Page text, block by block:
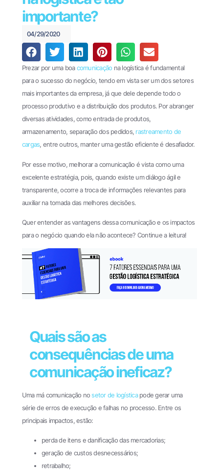
PagPlan
Documentos
Oobj
File
Transfer
EDI
Enterprise
EDI
Business
0123
importante?
04/29/2020
Prezar por uma boacomunicação na logística é fundamental
para o sucesso do negócio, tendo em vista ser um dos setores
mais importantes da empresa, já que dele depende todo o
processo produtivo e a distribuição dos produtos. Por abranger
diversas atividades, como entrada de produtos,
armazenamento, separação dos pedidos, rastreamento de
cargas, entre outros, manter uma gestão eficiente é desafiador.
Por esse motivo, melhorar a comunicação é vista como uma
excelente estratégia, pois, quando existe um diálogo ágil e
transparente, ocorre a troca de informações relevantes para
auxiliar na tomada das melhores decisões.
Quer entender as vantagens dessa comunicação e os impactos
para o negócio quando ela não acontece? Continue a leitura!
Quais são as
consequências de uma
comunicação ineficaz?
Uma má comunicação nosetor de logísticapode gerar uma
série de erros de execução e falhas no processo. Entre os
principais impactos, estão:
perda de itens e danificação das mercadorias;
geração de custos desnecessários;
retrabalho;